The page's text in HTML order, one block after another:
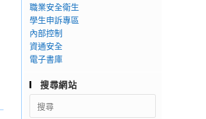
職業安全衛生
學生申訴專區
內部控制
資通安全
電子書庫
搜尋網站
Search
for: